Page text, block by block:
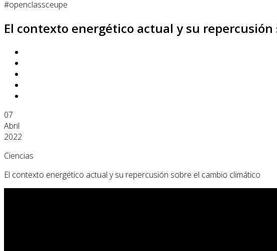
#openclassceupe
El contexto energético actual y su
07
Abril
2022
Ciencias
El contexto energético actual y su repercusión sobre el cambio climático